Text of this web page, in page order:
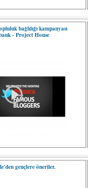
bağlılığı kampanyası
- Project House
gençlere öneriler.